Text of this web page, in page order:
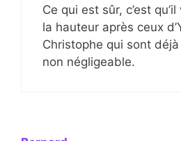
Ce qui est sûr, c’est
la hauteur après ceux
Christophe qui sont
non négligeable.